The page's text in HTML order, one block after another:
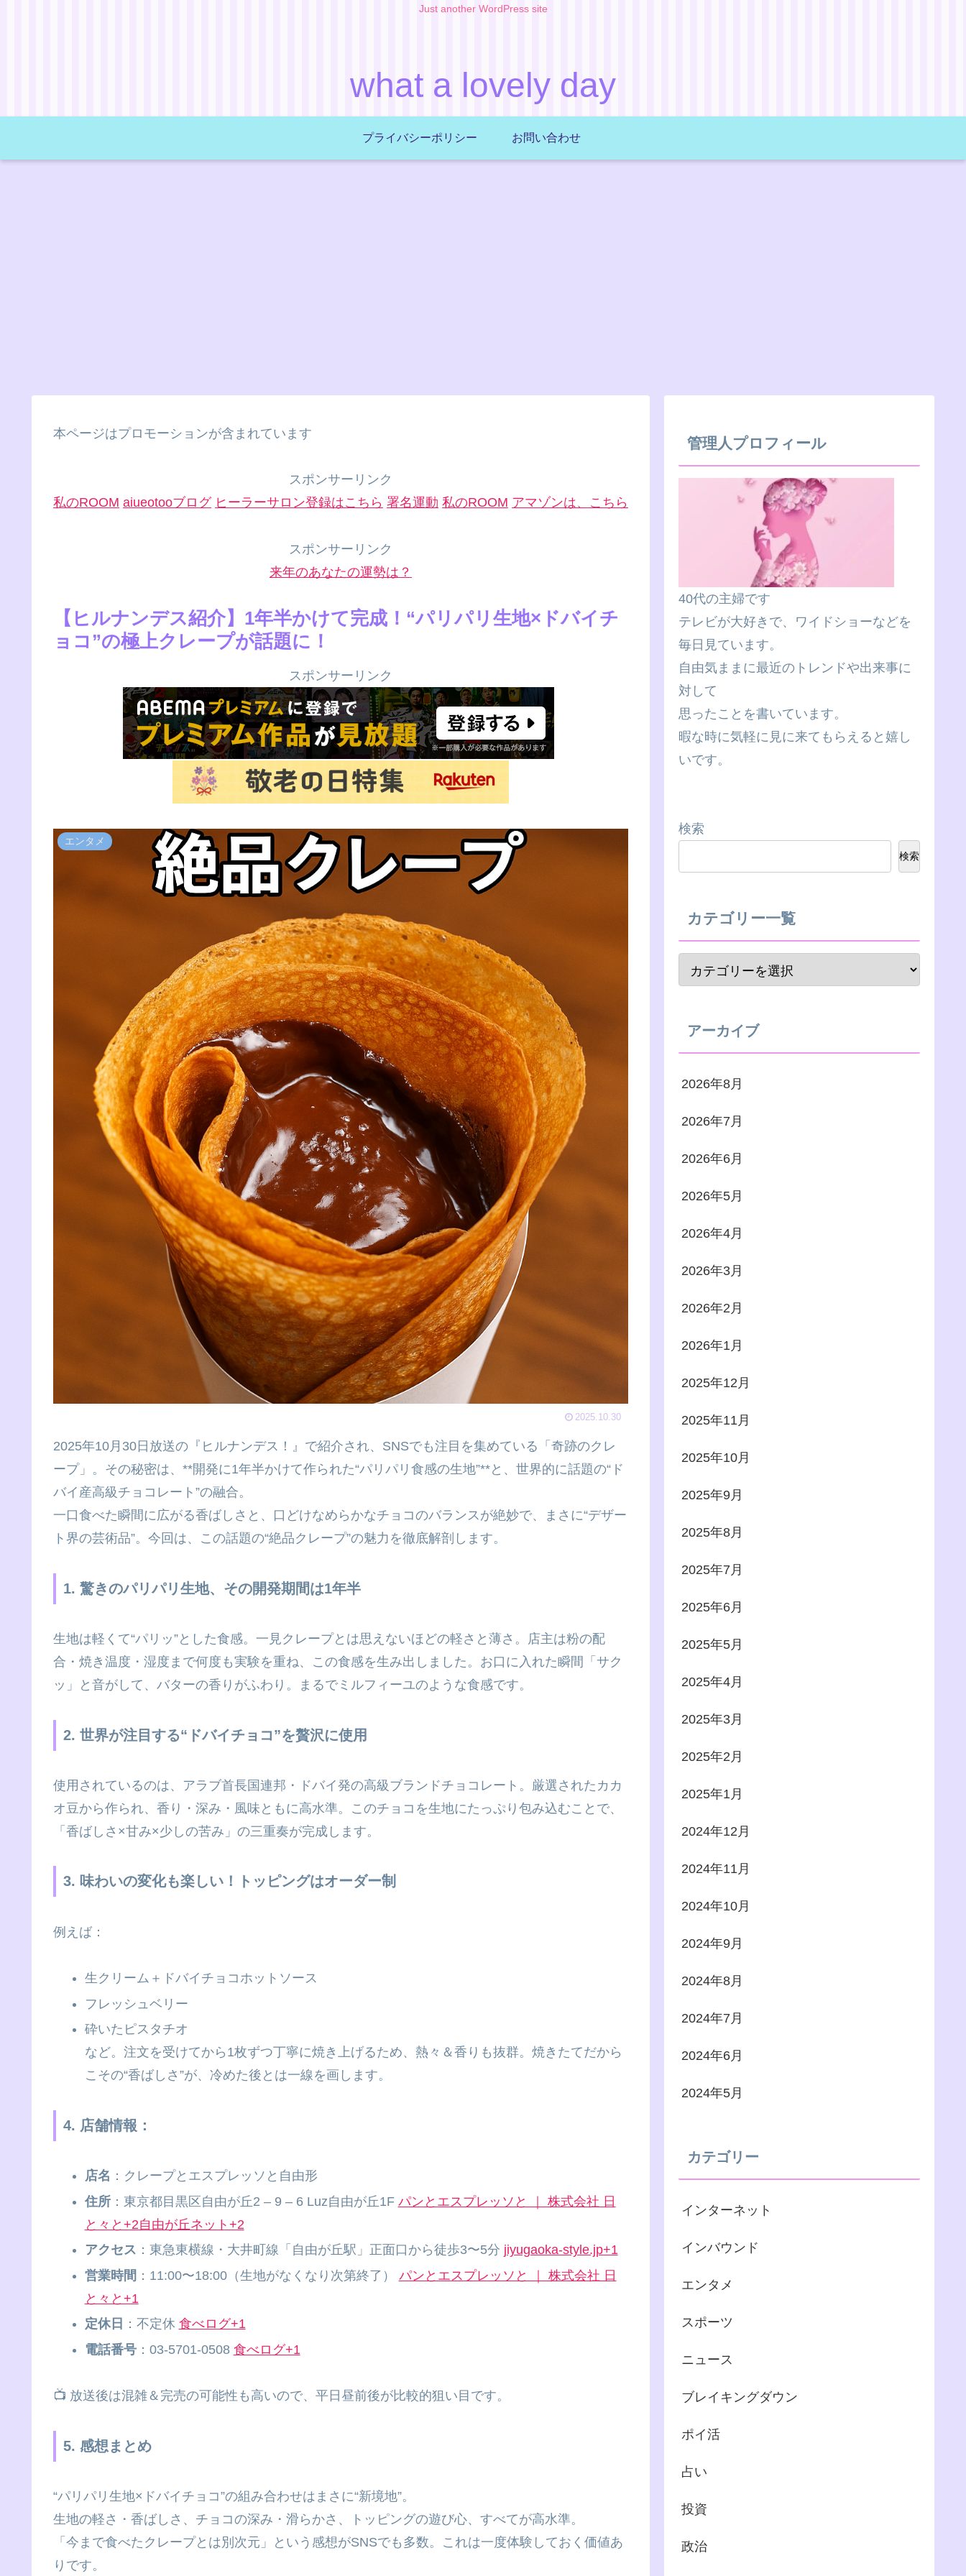
Just another WordPress site
what a lovely day
プライバシーポリシー お問い合わせ
本ページはプロモーションが含まれています
スポンサーリンク
私のROOM aiueotooブログ ヒーラーサロン登録はこちら 署名運動 私のROOM アマゾンは、こちら
スポンサーリンク
来年のあなたの運勢は？
【ヒルナンデス紹介】1年半かけて完成！“パリパリ生地×ドバイチ
ョコ”の極上クレープが話題に！
スポンサーリンク
エンタメ
2025.10.30
2025年10月30日放送の『ヒルナンデス！』で紹介され、SNSでも注目を集めている「奇跡のクレ
ープ」。その秘密は、**開発に1年半かけて作られた“パリパリ食感の生地”**と、世界的に話題の“ド
バイ産高級チョコレート”の融合。
一口食べた瞬間に広がる香ばしさと、口どけなめらかなチョコのバランスが絶妙で、まさに“デザー
ト界の芸術品”。今回は、この話題の“絶品クレープ”の魅力を徹底解剖します。
1. 驚きのパリパリ生地、その開発期間は1年半
生地は軽くて“パリッ”とした食感。一見クレープとは思えないほどの軽さと薄さ。店主は粉の配
合・焼き温度・湿度まで何度も実験を重ね、この食感を生み出しました。お口に入れた瞬間「サク
ッ」と音がして、バターの香りがふわり。まるでミルフィーユのような食感です。
2. 世界が注目する“ドバイチョコ”を贅沢に使用
使用されているのは、アラブ首長国連邦・ドバイ発の高級ブランドチョコレート。厳選されたカカ
オ豆から作られ、香り・深み・風味ともに高水準。このチョコを生地にたっぷり包み込むことで、
「香ばしさ×甘み×少しの苦み」の三重奏が完成します。
3. 味わいの変化も楽しい！トッピングはオーダー制
例えば：
生クリーム＋ドバイチョコホットソース
フレッシュベリー
砕いたピスタチオ
など。注文を受けてから1枚ずつ丁寧に焼き上げるため、熱々＆香りも抜群。焼きたてだから
こその“香ばしさ”が、冷めた後とは一線を画します。
4. 店舗情報：
店名 ：クレープとエスプレッソと自由形
住所：東京都目黒区自由が丘2 – 9 – 6 Luz自由が丘1F パンとエスプレッソと ｜ 株式会社 日
と々と+2自由が丘ネット+2
アクセス ：東急東横線・大井町線「自由が丘駅」正面口から徒歩3〜5分 jiyugaoka-style.jp+1
営業時間 ：11:00〜18:00（生地がなくなり次第終了） パンとエスプレッソと ｜ 株式会社 日
と々と+1
定休日 ：不定休 食べログ+1
電話番号：03-5701-0508 食べログ+1
📺 放送後は混雑＆完売の可能性も高いので、平日昼前後が比較的狙い目です。
5. 感想まとめ
“パリパリ生地×ドバイチョコ”の組み合わせはまさに“新境地”。
生地の軽さ・香ばしさ、チョコの深み・滑らかさ、トッピングの遊び心、すべてが高水準。
「今まで食べたクレープとは別次元」という感想がSNSでも多数。これは一度体験しておく価値あ
りです。
管理人プロフィール
40代の主婦です
テレビが大好きで、ワイドショーなどを
毎日見ています。
自由気ままに最近のトレンドや出来事に
対して
思ったことを書いています。
暇な時に気軽に見に来てもらえると嬉し
いです。
検索
検索
カテゴリー一覧
アーカイブ
2026年8月
2026年7月
2026年6月
2026年5月
2026年4月
2026年3月
2026年2月
2026年1月
2025年12月
2025年11月
2025年10月
2025年9月
2025年8月
2025年7月
2025年6月
2025年5月
2025年4月
2025年3月
2025年2月
2025年1月
2024年12月
2024年11月
2024年10月
2024年9月
2024年8月
2024年7月
2024年6月
2024年5月
カテゴリー
インターネット
インバウンド
エンタメ
スポーツ
ニュース
ブレイキングダウン
ポイ活
占い
投資
政治